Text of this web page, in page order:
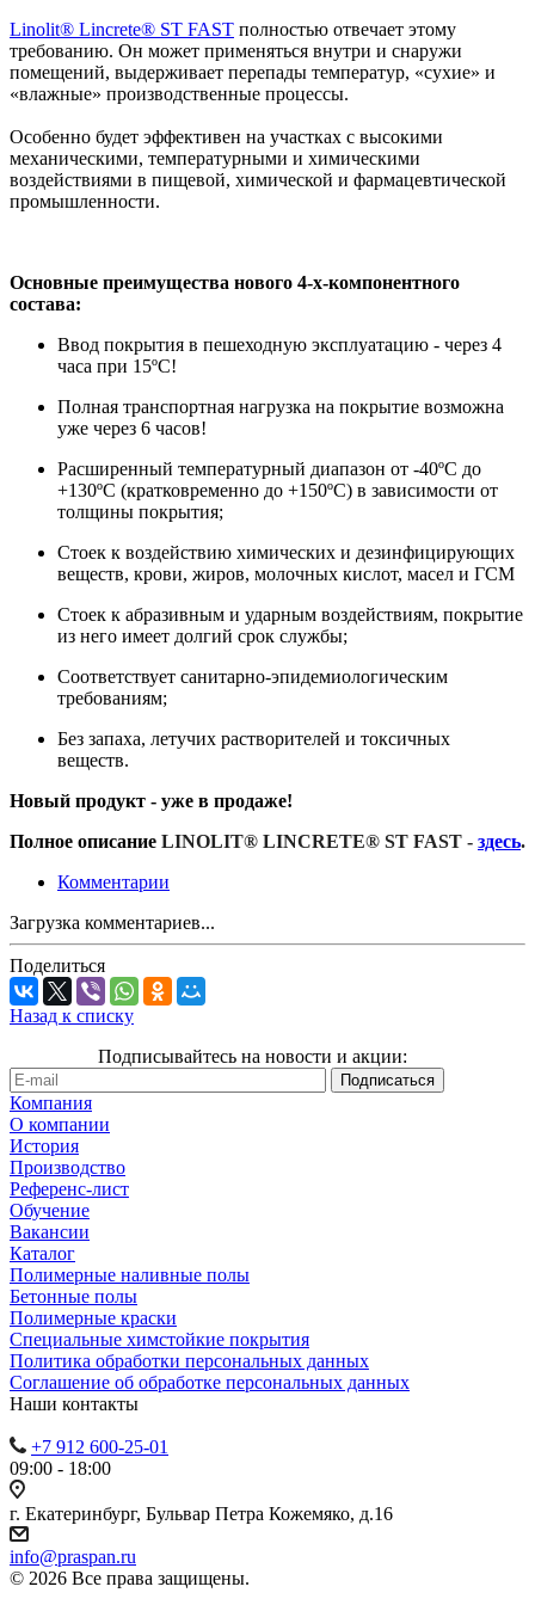
Linolit® Lincrete® ST FAST полностью отвечает этому
требованию. Он может применяться внутри и снаружи
помещений, выдерживает перепады температур, «сухие» и
«влажные» производственные процессы.
Особенно будет эффективен на участках с высокими
механическими, температурными и химическими
воздействиями в пищевой, химической и фармацевтической
промышленности.
Основные преимущества нового 4-х-компонентного
состава:
Ввод покрытия в пешеходную эксплуатацию - через 4
часа при 15ºC!
Полная транспортная нагрузка на покрытие возможна
уже через 6 часов!
Расширенный температурный диапазон от -40ºC до
+130ºC (кратковременно до +150ºC) в зависимости от
толщины покрытия;
Стоек к воздействию химических и дезинфицирующих
веществ, крови, жиров, молочных кислот, масел и ГСМ
Стоек к абразивным и ударным воздействиям, покрытие
из него имеет долгий срок службы;
Соответствует санитарно-эпидемиологическим
требованиям;
Без запаха, летучих растворителей и токсичных
веществ.
Новый продукт - уже в продаже!
Полное описание LINOLIT® LINCRETE® ST FAST - здесь.
Комментарии
Загрузка комментариев...
Поделиться
Назад к списку
Подписывайтесь на новости и акции:
Компания
О компании
История
Производство
Референс-лист
Обучение
Вакансии
Каталог
Полимерные наливные полы
Бетонные полы
Полимерные краски
Специальные химстойкие покрытия
Политика обработки персональных данных
Cоглашение об обработке персональных данных
Наши контакты
+7 912 600-25-01
09:00 - 18:00
г. Екатеринбург, Бульвар Петра Кожемяко, д.16
info@praspan.ru
© 2026 Все права защищены.